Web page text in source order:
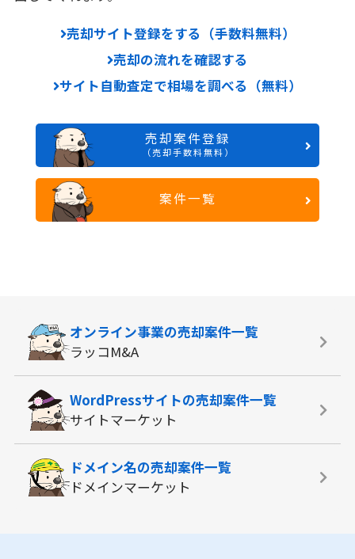
売却サイト登録をする（手数料無料）
売却の流れを確認する
サイト自動査定で相場を調べる（無料）
売却案件登録
（売却手数料無料）
案件一覧
オンライン事業の売却案件一覧
ラッコM&A
WordPressサイトの売却案件一覧
サイトマーケット
ドメイン名の売却案件一覧
ドメインマーケット